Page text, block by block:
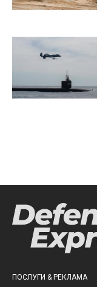
ПОСЛУГИ & РЕКЛАМА